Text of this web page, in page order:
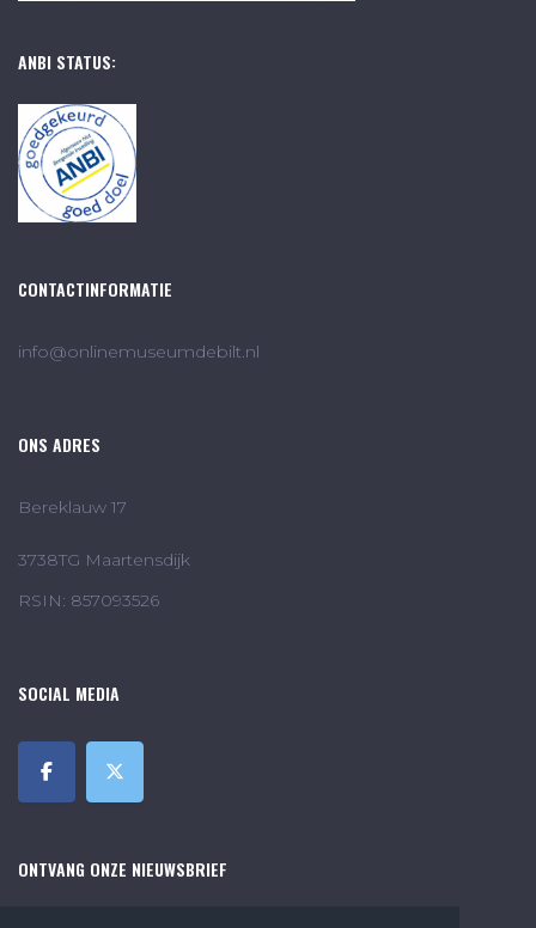
ANBI STATUS:
CONTACTINFORMATIE
info@onlinemuseumdebilt.nl
ONS ADRES
Bereklauw 17
3738TG Maartensdijk
RSIN: 857093526
SOCIAL MEDIA
ONTVANG ONZE NIEUWSBRIEF